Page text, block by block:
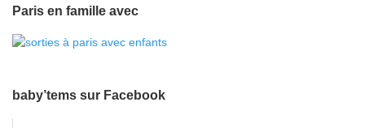
Paris en famille avec
baby’tems sur Facebook